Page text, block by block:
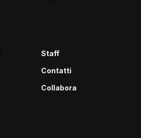
Staff
Contatti
Collabora